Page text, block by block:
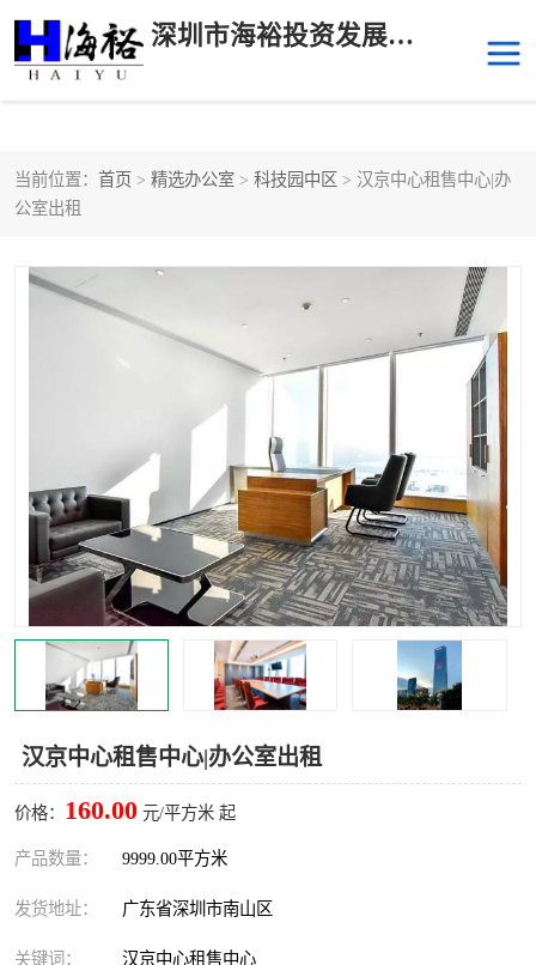
深圳市海裕投资发展有限公司
当前位置： 首页 > 精选办公室 > 科技园中区 > 汉京中心租售中心|办
公室出租
汉京中心租售中心|办公室出租
价格： 160.00 元/平方米 起
产品数量： 9999.00平方米
发货地址： 广东省深圳市南山区
关键词： 汉京中心租售中心
后海
科技园中区 南山华侨城
宝安中心区
福田车公庙
罗湖水贝 南山南油
龙华 罗湖区
西乡
兴东 石岩
车公庙
中心区